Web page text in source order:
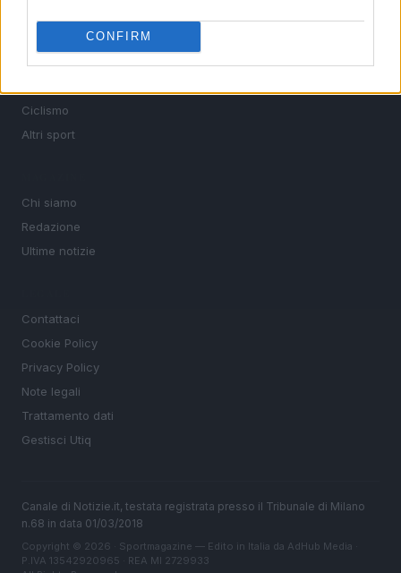
CONFIRM
Ciclismo
Altri sport
Chi siamo
Redazione
Ultime notizie
Contattaci
Cookie Policy
Privacy Policy
Note legali
Trattamento dati
Gestisci Utiq
Canale di Notizie.it, testata registrata presso il Tribunale di Milano
n.68 in data 01/03/2018
Copyright © 2026 · Sportmagazine — Edito in Italia da AdHub Media
P.IVA 13542920965 · REA MI 2729933